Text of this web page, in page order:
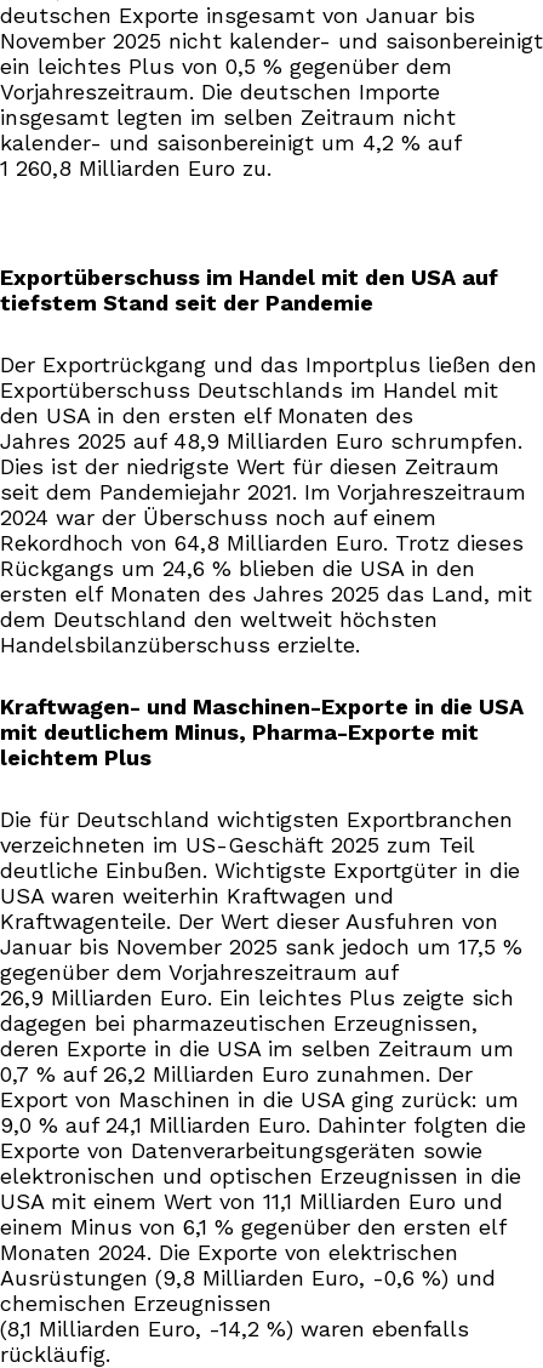
deutschen Exporte insgesamt von Januar bis
November 2025 nicht kalender- und saisonbereinigt
ein leichtes Plus von 0,5 % gegenüber dem
Vorjahreszeitraum. Die deutschen Importe
insgesamt legten im selben Zeitraum nicht
kalender- und saisonbereinigt um 4,2 % auf
1 260,8 Milliarden Euro zu.
Exportüberschuss im Handel mit den USA auf
tiefstem Stand seit der Pandemie
Der Exportrückgang und das Importplus ließen den
Exportüberschuss Deutschlands im Handel mit
den USA in den ersten elf Monaten des
Jahres 2025 auf 48,9 Milliarden Euro schrumpfen.
Dies ist der niedrigste Wert für diesen Zeitraum
seit dem Pandemiejahr 2021. Im Vorjahreszeitraum
2024 war der Überschuss noch auf einem
Rekordhoch von 64,8 Milliarden Euro. Trotz dieses
Rückgangs um 24,6 % blieben die USA in den
ersten elf Monaten des Jahres 2025 das Land, mit
dem Deutschland den weltweit höchsten
Handelsbilanzüberschuss erzielte.
Kraftwagen- und Maschinen-Exporte in die USA
mit deutlichem Minus, Pharma-Exporte mit
leichtem Plus
Die für Deutschland wichtigsten Exportbranchen
verzeichneten im US-Geschäft 2025 zum Teil
deutliche Einbußen. Wichtigste Exportgüter in die
USA waren weiterhin Kraftwagen und
Kraftwagenteile. Der Wert dieser Ausfuhren von
Januar bis November 2025 sank jedoch um 17,5 %
gegenüber dem Vorjahreszeitraum auf
26,9 Milliarden Euro. Ein leichtes Plus zeigte sich
dagegen bei pharmazeutischen Erzeugnissen,
deren Exporte in die USA im selben Zeitraum um
0,7 % auf 26,2 Milliarden Euro zunahmen. Der
Export von Maschinen in die USA ging zurück: um
9,0 % auf 24,1 Milliarden Euro. Dahinter folgten die
Exporte von Datenverarbeitungsgeräten sowie
elektronischen und optischen Erzeugnissen in die
USA mit einem Wert von 11,1 Milliarden Euro und
einem Minus von 6,1 % gegenüber den ersten elf
Monaten 2024. Die Exporte von elektrischen
Ausrüstungen (9,8 Milliarden Euro, -0,6 %) und
chemischen Erzeugnissen
(8,1 Milliarden Euro, -14,2 %) waren ebenfalls
rückläufig.